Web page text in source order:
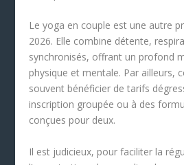
Le yoga en couple est une autre
2026. Elle combine détente,
synchronisés, offrant un profond
physique et mentale. Par ailleurs,
souvent bénéficier de tarifs
inscription groupée ou à des
conçues pour deux.
Il est judicieux, pour faciliter la